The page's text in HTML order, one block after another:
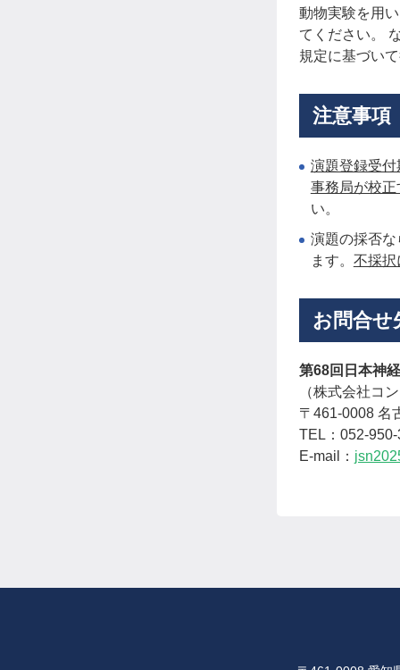
動物実験を用
てください。
規定に基づい
注意事項
演題登録受
事務局が校
い。
演題の採否
ます。 不採択
お問合せ
第68回日本神
（株式会社コ
〒461-0008 名
TEL：052-
E-mail：